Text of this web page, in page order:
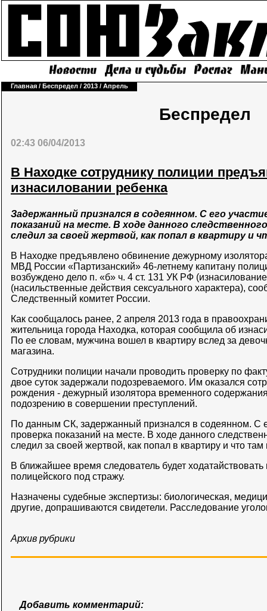
Главная / Беспредел / 2013 / Апрель
Беспредел
02:43 06/04/2013
В Находке сотруднику полиции
изнасиловании ребенка
Задержанный признался в содеянном. С его
показаний на месте. В ходе данного
следил за своей жертвой, как попал в квартиру и
В Находке предъявлено обвинение дежурному
МВД России «Партизанский» 46-летнему капитану
возбуждено дело п. «б» ч. 4 ст. 131 УК РФ
(насильственные действия сексуального характера),
Следственный комитет России.
Как сообщалось ранее, 2 апреля 2013 года в
жительница города Находка, которая сообщила об
По ее словам, мужчина вошел в квартиру вслед за
магазина.
Сотрудники полиции начали проводить проверку по
двое суток задержали подозреваемого. Им оказался
рождения - дежурный изолятора временного
подозрению в совершении преступлений.
По данным СК, задержанный признался в содеянном. С
проверка показаний на месте. В ходе данного
следил за своей жертвой, как попал в квартиру и что
В ближайшее время следователь будет
полицейского под стражу.
Назначены судебные экспертизы: биологическая,
другие, допрашиваются свидетели. Расследование
Архив рубрики
Добавить комментарий: